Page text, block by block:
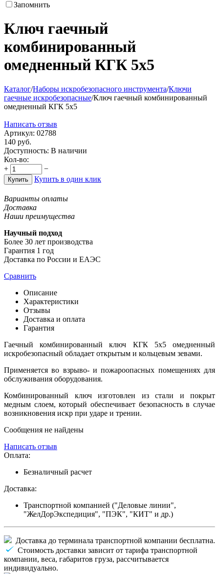
Запомнить
Ключ гаечный
комбинированный
омедненный КГК 5х5
Каталог/Наборы искробезопасного инструмента/Ключи
гаечные искробезопасные/Ключ гаечный комбинированный
омедненный КГК 5х5
Написать отзыв
Артикул: 02788
140 руб.
Доступность: В наличии
Кол-во:
+
−
Купить Купить в один клик
Варианты оплаты
Доставка
Наши преимущества
Научный подход
Более 30 лет производства
Гарантия 1 год
Доставка по России и ЕАЭС
Сравнить
Описание
Характеристики
Отзывы
Доставка и оплата
Гарантия
Гаечный комбинированный ключ КГК 5х5 омедненный
искробезопасный обладает открытым и кольцевым зевами.
Применяется во взрыво- и пожароопасных помещениях для
обслуживания оборудования.
Комбинированный ключ изготовлен из стали и покрыт
медным слоем, который обеспечивает безопасность в случае
возникновения искр при ударе и трении.
Сообщения не найдены
Написать отзыв
Оплата:
Безналичный расчет
Доставка:
Транспортной компанией ("Деловые линии",
"ЖелДорЭкспедиция", "ПЭК", "КИТ" и др.)
Доставка до терминала транспортной компании бесплатна.
Стоимость доставки зависит от тарифа транспортной
компании, веса, габаритов груза, рассчитывается
индивидуально.